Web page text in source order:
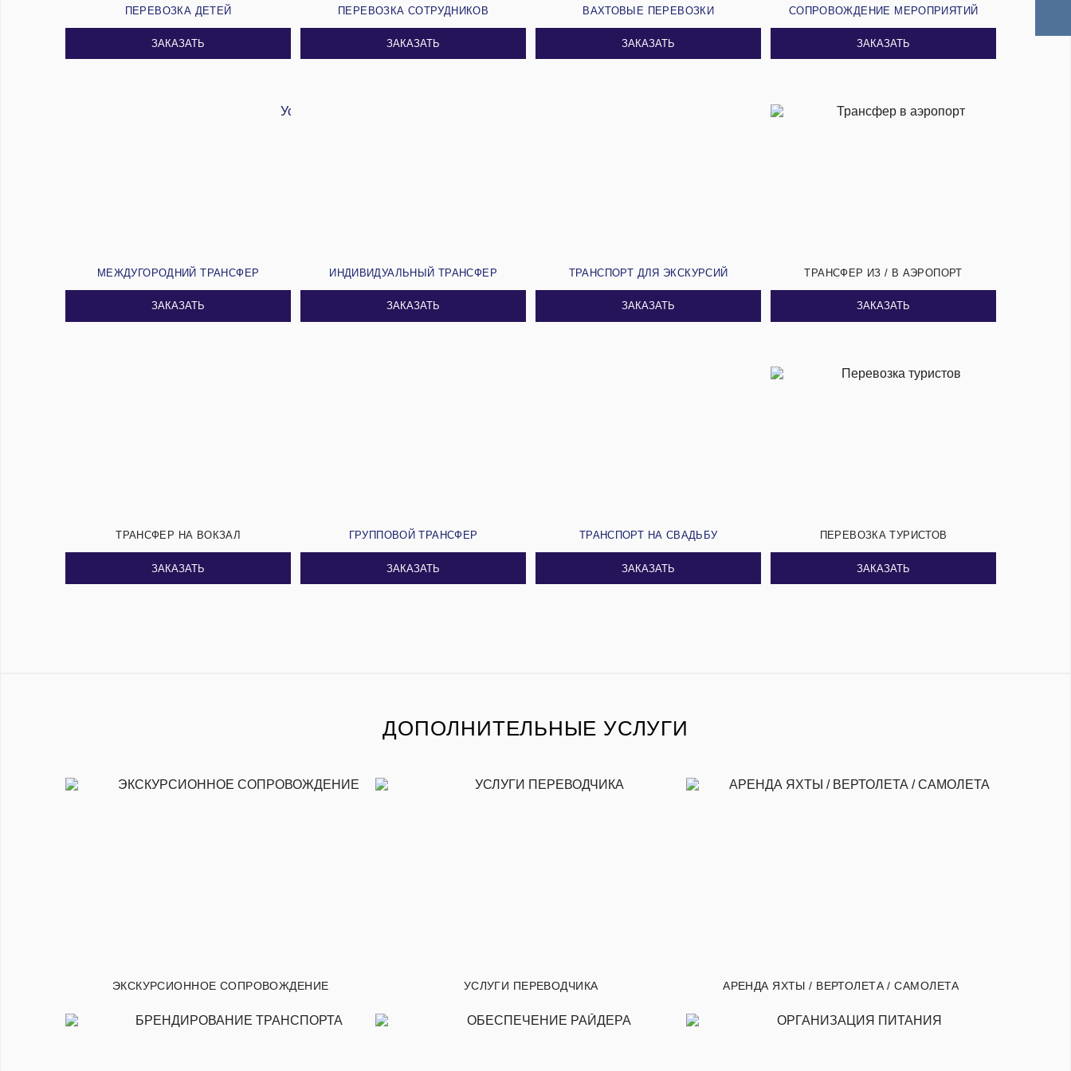
ПЕРЕВОЗКА ДЕТЕЙ
ЗАКАЗАТЬ
ПЕРЕВОЗКА СОТРУДНИКОВ
ЗАКАЗАТЬ
ВАХТОВЫЕ ПЕРЕВОЗКИ
ЗАКАЗАТЬ
СОПРОВОЖДЕНИЕ МЕРОПРИЯТИЙ
ЗАКАЗАТЬ
МЕЖДУГОРОДНИЙ ТРАНСФЕР
ЗАКАЗАТЬ
ИНДИВИДУАЛЬНЫЙ ТРАНСФЕР
ЗАКАЗАТЬ
ТРАНСПОРТ ДЛЯ ЭКСКУРСИЙ
ЗАКАЗАТЬ
ТРАНСФЕР ИЗ / В АЭРОПОРТ
ЗАКАЗАТЬ
ТРАНСФЕР НА ВОКЗАЛ
ЗАКАЗАТЬ
ГРУППОВОЙ ТРАНСФЕР
ЗАКАЗАТЬ
ТРАНСПОРТ НА СВАДЬБУ
ЗАКАЗАТЬ
ПЕРЕВОЗКА ТУРИСТОВ
ЗАКАЗАТЬ
ДОПОЛНИТЕЛЬНЫЕ УСЛУГИ
ЭКСКУРСИОННОЕ СОПРОВОЖДЕНИЕ УСЛУГИ ПЕРЕВОДЧИКА АРЕНДА ЯХТЫ / ВЕРТОЛЕТА / САМОЛЕТА